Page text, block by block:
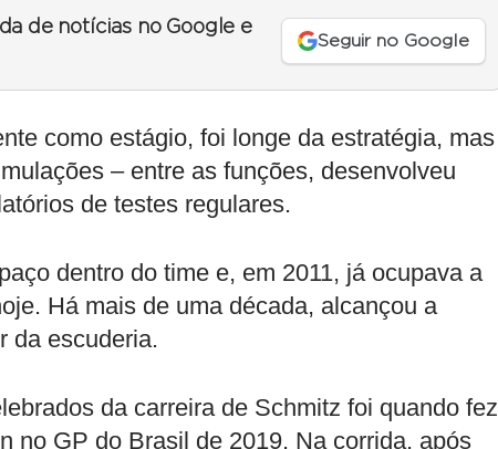
de notícias no Google e
Seguir no Google
como estágio, foi longe da estratégia, mas
– entre as funções, desenvolveu
de testes regulares.
dentro do time e, em 2011, já ocupava a
Há mais de uma década, alcançou a
da escuderia.
da carreira de Schmitz foi quando fez
no GP do Brasil de 2019. Na corrida, após